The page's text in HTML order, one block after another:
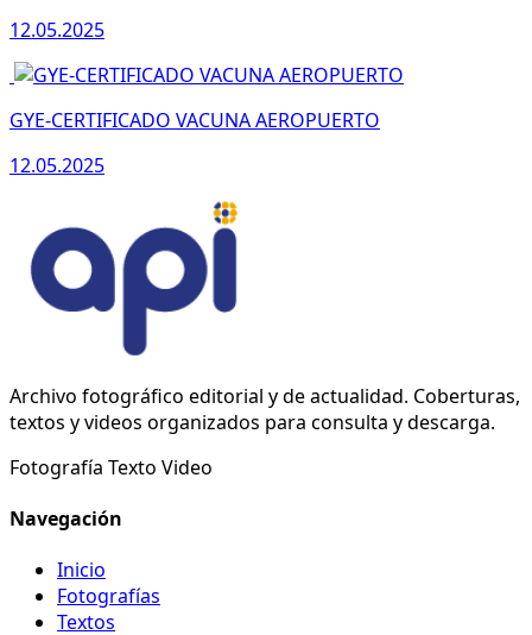
12.05.2025
GYE-CERTIFICADO VACUNA AEROPUERTO
12.05.2025
Archivo fotográfico editorial y de actualidad. Coberturas,
textos y videos organizados para consulta y descarga.
Fotografía Texto Video
Navegación
Inicio
Fotografías
Textos